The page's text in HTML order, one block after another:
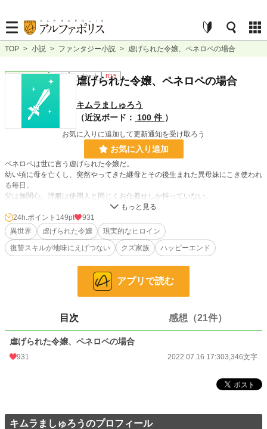
TOP > 小説 > ファンタジー小説 > 虐げられた令嬢、ペネロペの場合
ファンタジー 完結 ｼｮｰﾄｼｮｰﾄ R15
虐げられた令嬢、ペネロペの場合
キムラましゅろう
（近況ボード：
100 件 ）
お気に入りに追加して更新通知を受け取ろう
お気に入り追加
ペネロペは世に言う虐げられた令嬢だ。
幼い頃に母を亡くし、突然やってきた継母とその後生まれた異母妹にこき使われ
る毎日。
父は無関心。洋服は使用人と同じくお仕着せしか持っていない。
まぁ元々婚約者はいないから異母妹に横取りされる事はないけれど。
可哀想なペネロペ。でもきっといつか、彼女にもここから救い出してくれる運命
の王子様が……なんて現れるわけないし、現れなくてもいいとペネロペは思って
いた。何故なら彼女はちっとも困っていなかったから。
１話完結のショートショートです。
虐げられた令嬢達も裏でちゃっかり仕返しをしていて欲しい……
という願望から生まれたお話です。
Ｒ15は念のため。
小説 8,230 位 / 228,743 件
ファンタジー
文字数 3,346
24h.ポイント 149pt
931
異世界
虐げられた令嬢
現実的なヒロイン
復讐スキルが地味にえげつない
クズ家族 ハッピーエンド
アプリで読む
目次 感想（21件）
虐げられた令嬢、ペネロペの場合
931 2022.07.16 17:303,346文字
キムラましゅろうのプロフィール